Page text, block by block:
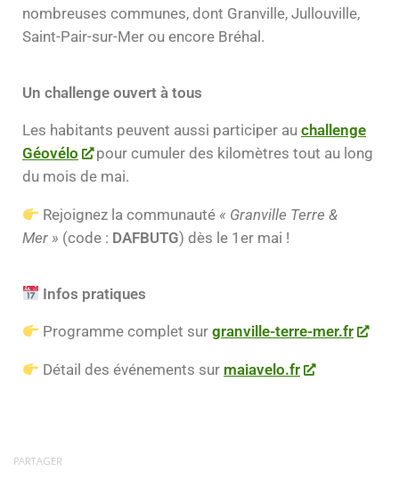
nombreuses communes, dont Granville, Jullouville,
Saint-Pair-sur-Mer ou encore Bréhal.
Un challenge ouvert à tous
Les habitants peuvent aussi participer au challenge
Géovélo
pour cumuler des kilomètres tout au long
du mois de mai.
Rejoignez la communauté« Granville Terre &
Mer » (code : DAFBUTG) dès le 1er mai !
Infos pratiques
Programme complet surgranville-terre-mer.fr
Détail des événements sur maiavelo.fr
PARTAGER